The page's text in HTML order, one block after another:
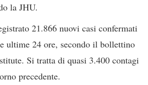
la JHU.
21.866 nuovi casi confermati
ultime 24 ore, secondo il bollettino
Si tratta di quasi 3.400 contagi
precedente.